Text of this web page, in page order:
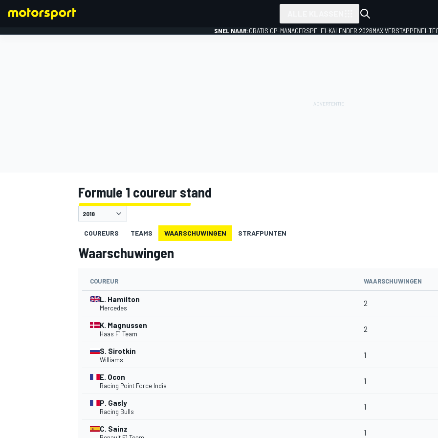
MOTOGP
SNEL NAAR:GRATIS GP-MANAGERSPEL F1-KALENDER 2026MAX VERSTAPPENF1-
Formule 1 coureur stand
COUREURS TEAMS WAARSCHUWINGEN STRAFPUNTEN
Waarschuwingen
COUREUR WAARSCHUWINGEN
L. Hamilton
Mercedes
2
K. Magnussen
Haas F1 Team
2
S. Sirotkin
Williams
1
E. Ocon
Racing Point Force India
1
P. Gasly
Racing Bulls
1
C. Sainz 1